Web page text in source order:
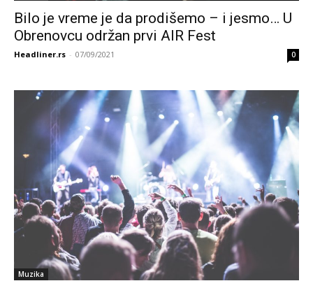
Bilo je vreme je da prodišemo – i jesmo… U
Obrenovcu održan prvi AIR Fest
Headliner.rs - 07/09/2021 0
Muzika